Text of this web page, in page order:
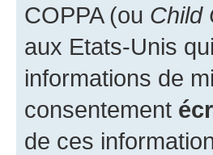
COPPA (ou Child
aux Etats-Unis
informations de
consentement
de ces